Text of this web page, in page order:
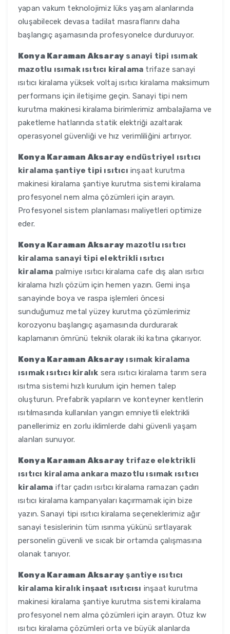
yapan vakum teknolojimiz lüks yaşam alanlarında
oluşabilecek devasa tadilat masraflarını daha
başlangıç aşamasında profesyonelce durduruyor.
Konya Karaman Aksaray sanayi tipi ısımak
mazotlu ısımak ısıtıcı kiralama trifaze sanayi
ısıtıcı kiralama yüksek voltaj ısıtıcı kiralama maksimum
performans için iletişime geçin. Sanayi tipi nem
kurutma makinesi kiralama birimlerimiz ambalajlama ve
paketleme hatlarında statik elektriği azaltarak
operasyonel güvenliği ve hız verimliliğini artırıyor.
Konya Karaman Aksaray endüstriyel ısıtıcı
kiralama şantiye tipi ısıtıcı inşaat kurutma
makinesi kiralama şantiye kurutma sistemi kiralama
profesyonel nem alma çözümleri için arayın.
Profesyonel sistem planlaması maliyetleri optimize
eder.
Konya Karaman Aksaray mazotlu ısıtıcı
kiralama sanayi tipi elektrikli ısıtıcı
kiralama palmiye ısıtıcı kiralama cafe dış alan ısıtıcı
kiralama hızlı çözüm için hemen yazın. Gemi inşa
sanayinde boya ve raspa işlemleri öncesi
sunduğumuz metal yüzey kurutma çözümlerimiz
korozyonu başlangıç aşamasında durdurarak
kaplamanın ömrünü teknik olarak iki katına çıkarıyor.
Konya Karaman Aksaray ısımak kiralama
ısımak ısıtıcı kiralık sera ısıtıcı kiralama tarım sera
ısıtma sistemi hızlı kurulum için hemen talep
oluşturun. Prefabrik yapıların ve konteyner kentlerin
ısıtılmasında kullanılan yangın emniyetli elektrikli
panellerimiz en zorlu iklimlerde dahi güvenli yaşam
alanları sunuyor.
Konya Karaman Aksaray trifaze elektrikli
ısıtıcı kiralama ankara mazotlu ısımak ısıtıcı
kiralama iftar çadırı ısıtıcı kiralama ramazan çadırı
ısıtıcı kiralama kampanyaları kaçırmamak için bize
yazın. Sanayi tipi ısıtıcı kiralama seçeneklerimiz ağır
sanayi tesislerinin tüm ısınma yükünü sırtlayarak
personelin güvenli ve sıcak bir ortamda çalışmasına
olanak tanıyor.
Konya Karaman Aksarayşantiye ısıtıcı
kiralama kiralık inşaat ısıtıcısı inşaat kurutma
makinesi kiralama şantiye kurutma sistemi kiralama
profesyonel nem alma çözümleri için arayın. Otuz kw
ısıtıcı kiralama çözümleri orta ve büyük alanlarda